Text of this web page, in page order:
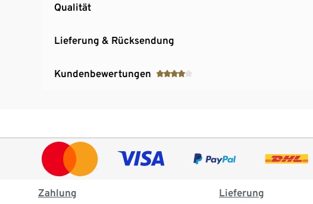
Qualität
Lieferung & Rücksendung
Kundenbewertungen
Zahlung Lieferung